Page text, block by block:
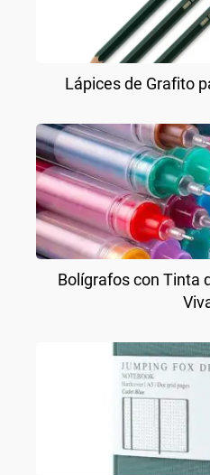
Lápices de Grafito
Bolígrafos con Tinta